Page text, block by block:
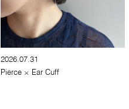
2026.07.31
Pierce × Ear Cuff